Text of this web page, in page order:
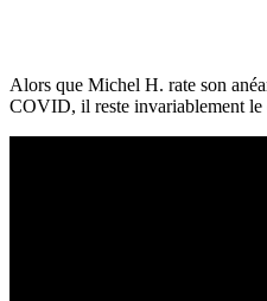
Alors que Michel H. rate son
COVID, il reste invariablement le